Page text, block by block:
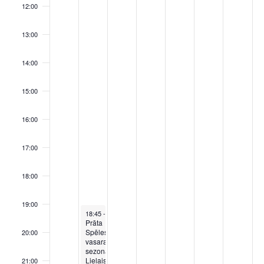
12:00
13:00
14:00
15:00
16:00
17:00
18:00
19:00
20:00
21:00
August 26, 2025
18:45-
Prāta
Spēles
vasaras
sezonas
Lielais